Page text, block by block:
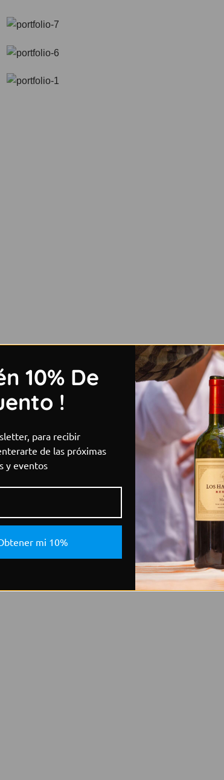
10% De
!
para recibir
de las próximas
y eventos
mi 10%